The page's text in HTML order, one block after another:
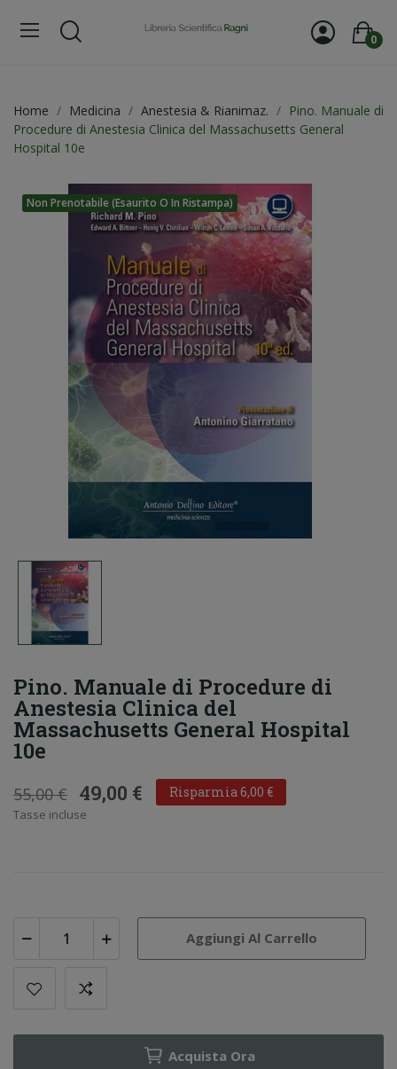
0
Home Medicina Anestesia & Rianimaz.
Pino. Manuale di
Procedure di Anestesia Clinica del Massachusetts General
Hospital 10e
Non Prenotabile (esaurito O In Ristampa)
Pino. Manuale di Procedure di
Anestesia Clinica del
Massachusetts General Hospital
10e
55,00 € 49,00 € Risparmia 6,00 €
Tasse incluse
Aggiungi Al Carrello
Acquista Ora